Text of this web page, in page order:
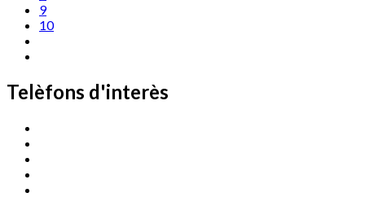
9
10
Telèfons d'interès